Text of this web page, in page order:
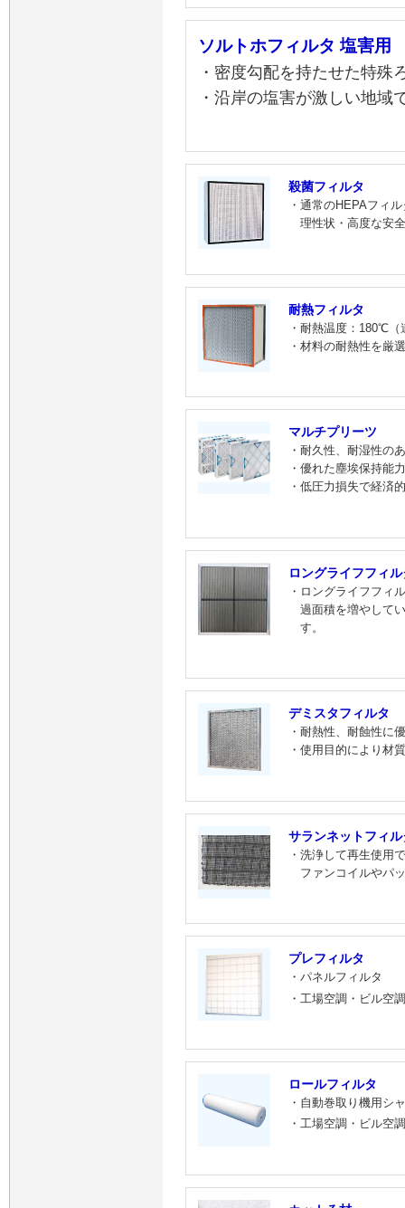
ソルトホフィルタ 塩害用
・密度勾配を持たせた特殊
・沿岸の塩害が激しい地域
殺菌フィルタ
・通常のHEPAフィ
理性状・高度な安
耐熱フィルタ
・耐熱温度：180℃
・材料の耐熱性を厳
マルチプリーツ
・耐久性、耐湿性の
・優れた塵埃保持能
・低圧力損失で経済
ロングライフフィ
・ロングライフフィ
過面積を増やして
す。
デミスタフィルタ
・耐熱性、耐蝕性に
・使用目的により材
サランネットフィル
・洗浄して再生使用
ファンコイルやパ
プレフィルタ
・パネルフィルタ
・工場空調・ビル空
ロールフィルタ
・自動巻取り機用シ
・工場空調・ビル空